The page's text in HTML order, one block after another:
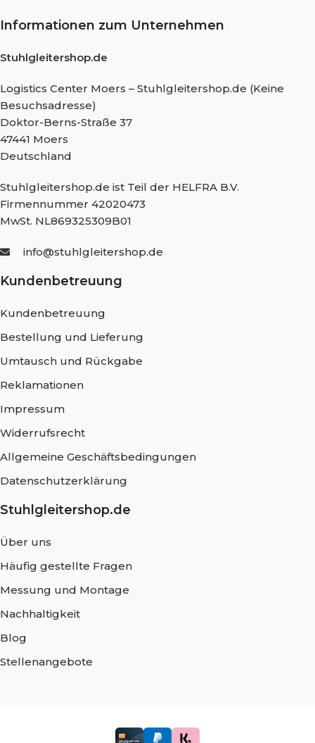
Informationen zum Unternehmen
Stuhlgleitershop.de
Logistics Center Moers – Stuhlgleitershop.de (Keine
Besuchsadresse)
Doktor-Berns-Straße 37
47441 Moers
Deutschland
Stuhlgleitershop.de ist Teil der HELFRA B.V.
Firmennummer 42020473
MwSt. NL869325309B01
info@stuhlgleitershop.de
Kundenbetreuung
Kundenbetreuung
Bestellung und Lieferung
Umtausch und Rückgabe
Reklamationen
Impressum
Widerrufsrecht
Allgemeine Geschäftsbedingungen
Datenschutzerklärung
Stuhlgleitershop.de
Über uns
Häufig gestellte Fragen
Messung und Montage
Nachhaltigkeit
Blog
Stellenangebote